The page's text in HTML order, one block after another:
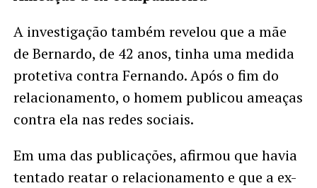
A investigação também revelou que a mãe
de Bernardo, de 42 anos, tinha uma medida
protetiva contra Fernando. Após o fim do
relacionamento, o homem publicou ameaças
contra ela nas redes sociais.
Em uma das publicações, afirmou que havia
tentado reatar o relacionamento e que a ex-